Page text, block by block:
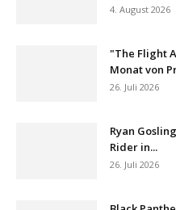
4. August 2026
"The Flight
Monat von
26. Juli 2026
Ryan
Rider in...
26. Juli 2026